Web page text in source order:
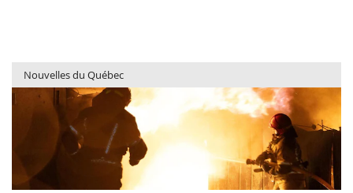
Nouvelles du Québec